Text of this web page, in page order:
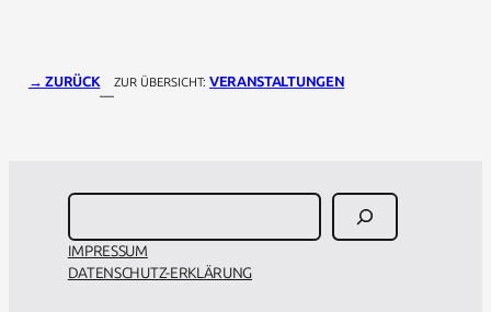
→ ZURÜCK
—
ZUR ÜBERSICHT:VERANSTALTUNGEN
Suchen
IMPRESSUM
DATENSCHUTZ-ERKLÄRUNG